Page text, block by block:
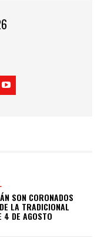
SON CORONADOS
LA TRADICIONAL
4 DE AGOSTO